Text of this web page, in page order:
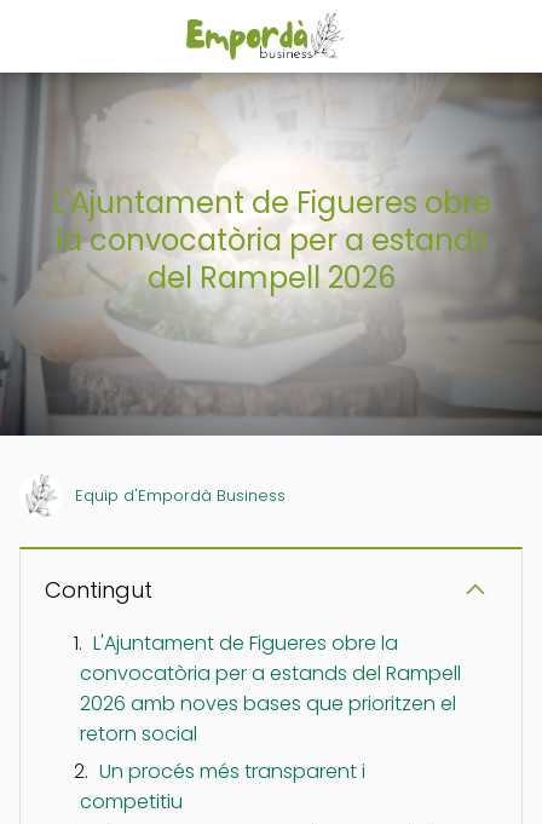
L'Ajuntament de Figueres obre
la convocatòria per a estands
del Rampell 2026
Equip d'Empordà Business
Contingut
L'Ajuntament de Figueres obre la
convocatòria per a estands del Rampell
2026 amb noves bases que prioritzen el
retorn social
Un procés més transparent i
competitiu